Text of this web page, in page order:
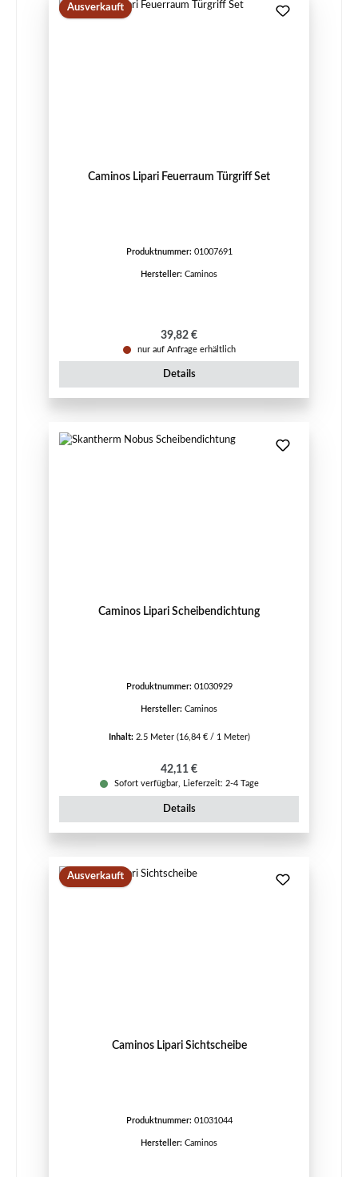
Ausverkauft
Caminos Lipari Feuerraum Türgriff Set
Produktnummer: 01007691
Hersteller: Caminos
Regulärer Preis:
39,82 €
nur auf Anfrage erhältlich
Details
Caminos Lipari Scheibendichtung
Produktnummer: 01030929
Hersteller: Caminos
Inhalt: 2.5 Meter (16,84 € / 1 Meter)
Regulärer Preis:
42,11 €
Sofort verfügbar, Lieferzeit: 2-4 Tage
Details
Ausverkauft
Caminos Lipari Sichtscheibe
Produktnummer: 01031044
Hersteller: Caminos